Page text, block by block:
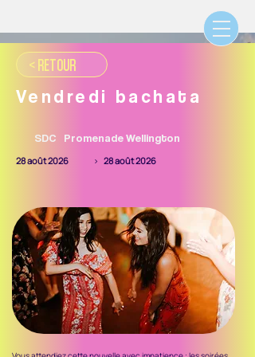
< RETOUR
Vendredi bachata
SDC Promenade Wellington
28 août 2026 > 28 août 2026